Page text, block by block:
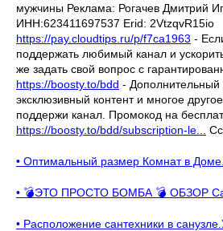
мужчины Реклама: Рогачев Дмитрий
ИНН:623411697537 Erid: 2VtzqvR15io
https://pay.cloudtips.ru/p/f7ca1963 -
поддержать любимый канал и
же задать свой вопрос с
https://boosty.to/bdd - Дополнительный
эксклюзивный контент и многое
поддержи канал. Промокод на
https://boosty.to/bdd/subscription-le...
• Оптимальный размер Комнат в Доме.
• 💣ЭТО ПРОСТО БОМБА 💣 ОБЗОР
• Расположение сантехники в